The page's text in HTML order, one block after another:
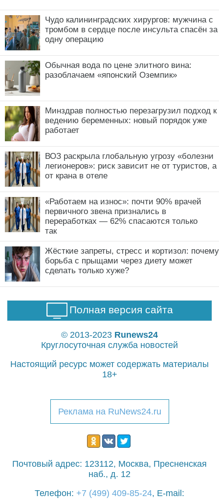
Чудо калининградских хирургов: мужчина с
тромбом в сердце после инсульта спасён за
одну операцию
Обычная вода по цене элитного вина:
разоблачаем «японский Оземпик»
Минздрав полностью перезагрузил подход к
ведению беременных: новый порядок уже
работает
ВОЗ раскрыла глобальную угрозу «болезни
легионеров»: риск зависит не от туристов, а
от крана в отеле
«Работаем на износ»: почти 90% врачей
первичного звена признались в
переработках — 62% спасаются только
так
Жёсткие запреты, стресс и кортизол: почему
борьба с прыщами через диету может
сделать только хуже?
Полная версия сайта
© 2013-2023 Runews24
Круглосуточная служба новостей
Настоящий ресурс может содержать материалы
18+
Реклама на RuNews24.ru
Почтовый адрес: 123112, Москва, Пресненская
наб., д. 12
Телефон: +7 (499) 409-85-24, E-mail: